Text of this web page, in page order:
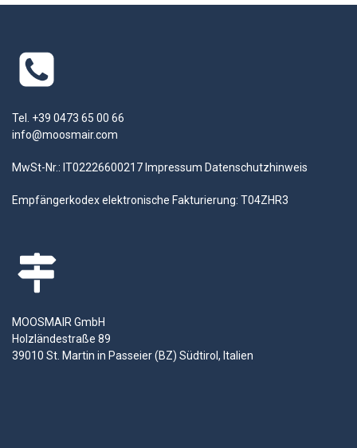
Tel. +39 0473 65 00 66
info@moosmair.com
MwSt-Nr.: IT02226600217 Impressum Datenschutzhinweis
Empfängerkodex elektronische Fakturierung: T04ZHR3
MOOSMAIR GmbH
Holzländestraße 89
39010 St. Martin in Passeier (BZ) Südtirol, Italien